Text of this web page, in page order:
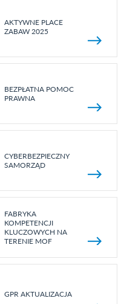
AKTYWNE PLACE
ZABAW 2025
BEZPŁATNA POMOC
PRAWNA
CYBERBEZPIECZNY
SAMORZĄD
FABRYKA
KOMPETENCJI
KLUCZOWYCH NA
TERENIE MOF
GPR AKTUALIZACJA